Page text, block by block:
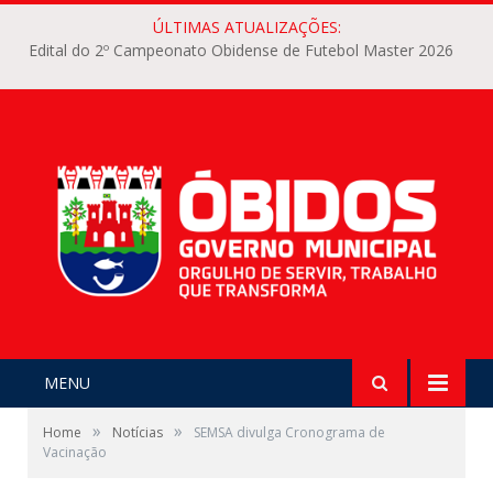
ÚLTIMAS ATUALIZAÇÕES:
Edital do 2º Campeonato Obidense de Futebol Master 2026
MENU
Home » Notícias »
SEMSA divulga Cronograma de
Vacinação